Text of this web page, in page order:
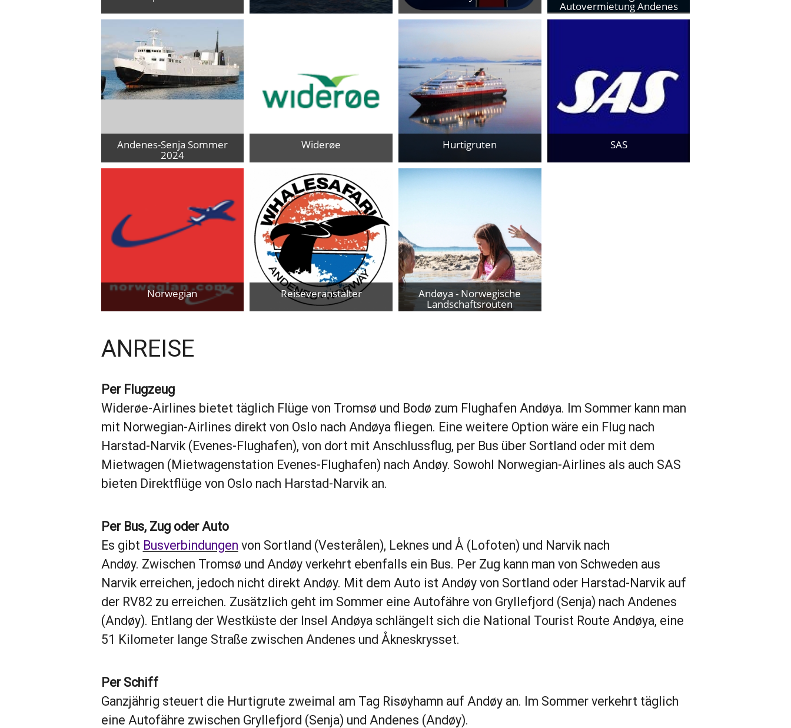
Zum Provider
Zum Provider
Zum Provider
Autovermietung Andenes
Andenes-Senja Sommer
2024
Nur im Sommer
Widerøe
Zum Provider
Hurtigruten
Zum Provider
SAS
Norwegian Reiseveranstalter Andøya - Norwegische
Landschaftsrouten
Zum Provider
ANREISE
Per Flugzeug
Widerøe-Airlines bietet täglich Flüge von Tromsø und Bodø zum Flughafen Andøya. Im Sommer kann man
mit Norwegian-Airlines direkt von Oslo nach Andøya fliegen. Eine weitere Option wäre ein Flug nach
Harstad-Narvik (Evenes-Flughafen), von dort mit Anschlussflug, per Bus über Sortland oder mit dem
Mietwagen (Mietwagenstation Evenes-Flughafen) nach Andøy. Sowohl Norwegian-Airlines als auch SAS
bieten Direktflüge von Oslo nach Harstad-Narvik an.
Per Bus, Zug oder Auto
Es gibt Busverbindungen von Sortland (Vesterålen), Leknes und Å (Lofoten) und Narvik nach
Andøy. Zwischen Tromsø und Andøy verkehrt ebenfalls ein Bus. Per Zug kann man von Schweden aus
Narvik erreichen, jedoch nicht direkt Andøy. Mit dem Auto ist Andøy von Sortland oder Harstad-Narvik auf
der RV82 zu erreichen. Zusätzlich geht im Sommer eine Autofähre von Gryllefjord (Senja) nach Andenes
(Andøy). Entlang der Westküste der Insel Andøya schlängelt sich die National Tourist Route Andøya, eine
51 Kilometer lange Straße zwischen Andenes und Åkneskrysset.
Per Schiff
Ganzjährig steuert die Hurtigrute zweimal am Tag Risøyhamn auf Andøy an. Im Sommer verkehrt täglich
eine Autofähre zwischen Gryllefjord (Senja) und Andenes (Andøy).